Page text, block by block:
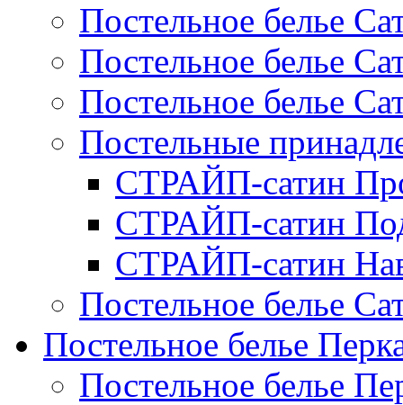
Постельное белье
Постельное белье
Постельное белье
Постельные
СТРАЙП-сатин
СТРАЙП-сатин
СТРАЙП-сатин
Постельное белье
Постельное белье
Постельное белье